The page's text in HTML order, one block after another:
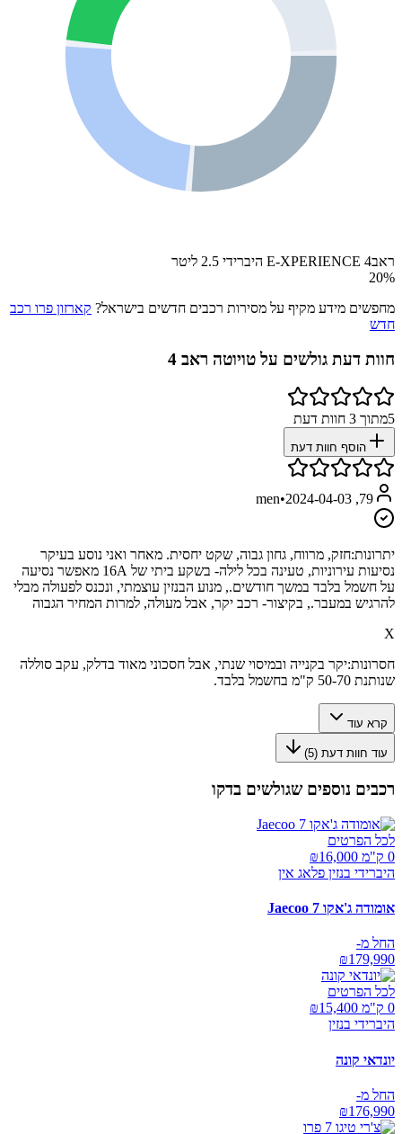
ראב4 E-XPERIENCE היברידי 2.5 ליטר
20%
מחפשים מידע מקיף על מסירות רכבים חדשים בישראל? קארזון פרו רכב
חדש
חוות דעת גולשים עלטויוטה ראב 4
5מתוך 3 חוות דעת
הוסף חוות דעת
79, men
•2024-04-03
יתרונות:חזק, מרווח, גחון גבוה, שקט יחסית. מאחר ואני נוסע בעיקר
נסיעות עירוניות, טעינה בכל לילה- בשקע ביתי של 16A מאפשר נסיעה
על חשמל בלבד במשך חודשים., מנוע הבנזין עוצמתי, ונכנס לפעולה מבלי
להרגיש במעבר., בקיצור- רכב יקר, אבל מעולה, למרות המחיר הגבוה
X
חסרונות:יקר בקנייה ובמיסוי שנתי, אבל חסכוני מאוד בדלק, עקב סוללה
שנותנת 50-70 ק"מ בחשמל בלבד.
קרא עוד
עוד חוות דעת (5
)
רכבים נוספים שגולשים בדקו
לכל הפרטים
0 ק"מ ₪
16,000
היברידי בנזין פלאג אין
אומודה ג'אקו Jaecoo 7
החל מ-
₪179,990
לכל הפרטים
0 ק"מ ₪
15,400
היברידי בנזין
יונדאי קונה
החל מ-
₪176,990